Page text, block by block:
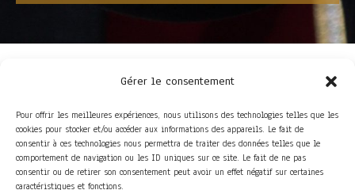
Gérer le consentement
Pour offrir les meilleures expériences, nous utilisons des technologies telles que les
cookies pour stocker et/ou accéder aux informations des appareils. Le fait de
consentir à ces technologies nous permettra de traiter des données telles que le
comportement de navigation ou les ID uniques sur ce site. Le fait de ne pas
consentir ou de retirer son consentement peut avoir un effet négatif sur certaines
caractéristiques et fonctions.
ACCÈS RAPIDE